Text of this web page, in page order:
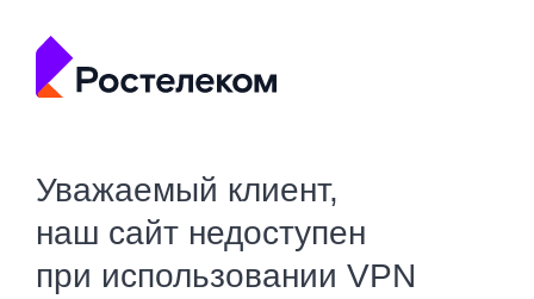
Уважаемый клиент,
наш сайт недоступен
при использовании VPN